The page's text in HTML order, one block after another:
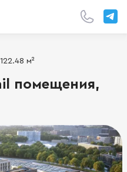
м²
помещения,